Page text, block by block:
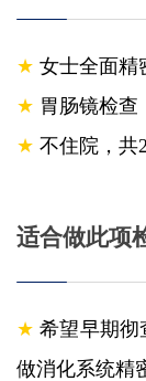
★ 女士全面精
★ 胃肠镜检查
★ 不住院，共
适合做此项
★希望
做消化系统精